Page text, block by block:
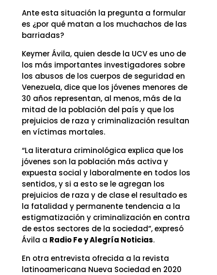
Ante esta situación la pregunta a formular
es ¿por qué matan a los muchachos de las
barriadas?
Keymer Ávila, quien desde la UCV es uno de
los más importantes investigadores sobre
los abusos de los cuerpos de seguridad en
Venezuela, dice que los jóvenes menores de
30 años representan, al menos, más de la
mitad de la población del país y que los
prejuicios de raza y criminalización resultan
en víctimas mortales.
“La literatura criminológica explica que los
jóvenes son la población más activa y
expuesta social y laboralmente en todos los
sentidos, y si a esto se le agregan los
prejuicios de raza y de clase el resultado es
la fatalidad y permanente tendencia a la
estigmatización y criminalización en contra
de estos sectores de la sociedad”, expresó
Ávila a Radio Fe y Alegría Noticias.
En otra entrevista ofrecida a la revista
latinoamericana Nueva Sociedad en 2020